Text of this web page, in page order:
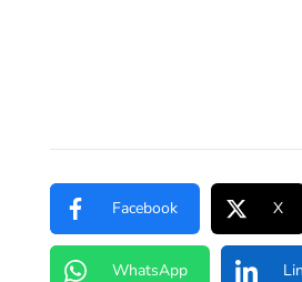
Facebook X
WhatsApp